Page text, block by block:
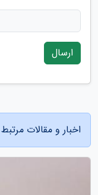
ارسال
اخبار و مقالات مرتبط